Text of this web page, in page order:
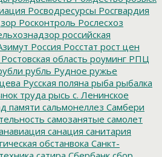
Росводресурсы Росгвардия
Росконтроль Рослесхоз
российская
Россия Росстат рост цен
Ростовская область роуминг РПЦ
рубль Рудное ружье
Русская поляна рыба рыбалка
труда рысь с. Ленинское
памяти сальмонеллез Самбери
самозанятые самолет
санация санитария
обстанвока Санкт-